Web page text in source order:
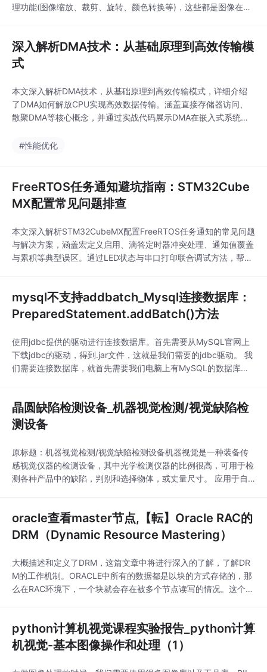
理功能(图像缩放、裁剪、旋转、颜色转换等)，这些都是图像在处
像：如果
深入解析DMA技术：从基础原理到高效传输模
式
本文深入解析DMA技术，从基础原理到高效传输模式，详细介绍
了DMA如何解放CPU实现高效数据传输。涵盖直接存储器访问、
散聚DMA等核心概念，并通过实战代码展示DMA在嵌入式系统中
#性能优化
FreeRTOS任务通知避坑指南：STM32Cube
MX配置常见问题排查
本文深入解析STM32CubeMX配置FreeRTOS任务通知的常见问题
与解决方案，涵盖宏定义启用、滴答定时器冲突处理、通知值覆盖
与累积等典型误区。通过LED状态与串口打印联合调试方法，帮助
mysql不支持addbatch_Mysql连接数据库：
PreparedStatement.addBatch()方法
使用jdbc提供的驱动进行连接数据库。首先需要从MySQL官网上
下载jdbc的驱动，得到.jar文件，这就是我们需要的jdbc驱动。 我
们需要连接数据库，就首先需要我们电脑上有MySQL的数据库，
ABASE test; //创建一个数据库mysq..
晶圆缺陷检测设备_机器视觉检测/视觉缺陷检
测设备
原标题：机器视觉检测/视觉缺陷检测设备机器视觉是一种装备传
感视觉仪器的检测设备，其中光学检测仪器的比例很高，可用于检
测各种产品中的缺陷，判别和选择物体，或丈量尺寸。 应用于自
觉是一种视觉缺陷检测设备，那么它是用哪些结构组成的呢？小编
为大家普及一些。机器视觉系统主要由三个部分组成的，输出
oracle查看master节点,【転】Oracle RAC的
DRM（Dynamic Resource Mastering）
大概描述和定义了DRM，这篇文章中将进行深入的了解，了解DR
M的工作机制。ORACLE中所有的数据都是以块的方式存储的，那
么在RAC环境下，一个块就会存在被多个节点读写的情况。这个时
需要构造一致性读、块上是否有其他人对其中某行进行了锁定等
等，那么 这些块的信息就需要而且只能由一个节点
python计算机视觉课程实验报告_python计算
机视觉-基本图像操作和处理（1）